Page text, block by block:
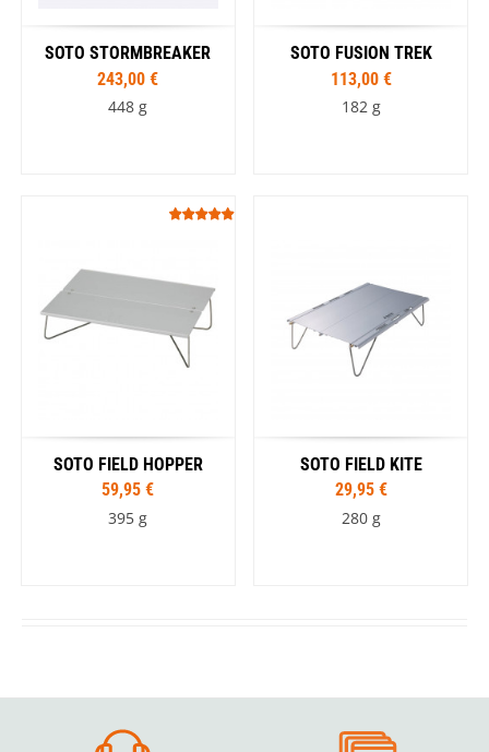
SOTO STORMBREAKER
243,00 €
448 g
SOTO FUSION TREK
113,00 €
182 g
SOTO FIELD HOPPER
59,95 €
395 g
SOTO FIELD KITE
29,95 €
280 g